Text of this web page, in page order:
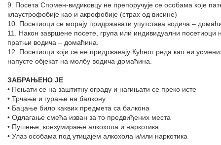
9. Посета Спомен-видиковцу не препоручује се особама које
клаустрофобије као и акрофобије (страх од висине)
10. Посетиоци се морају придржавати упутстава водича –
11. Након завршене посете, група или индивидуални посетиоци
пратњи водича – домаћина.
12. Посетиоци који се не придржавају Кућног реда као ни
напусте објекат на молбу водича-домаћина.
ЗАБРАЊЕНО ЈЕ
• Пењати се на заштитну ограду и нагињати се преко исте
• Трчање и гурање на балкону
• Бацање било каквих предмета са балкона
• Одлагање смећа изван за то предвиђених места
• Пушење, конзумирање алкохола и наркотика
• Улаз особама под утицајем алкохола и/или наркотика